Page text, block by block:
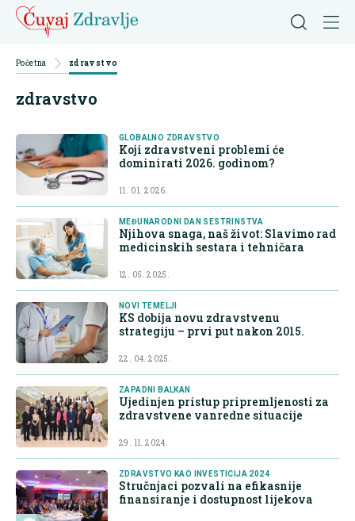
Početna zdravstvo
zdravstvo
GLOBALNO ZDRAVSTVO
Koji zdravstveni problemi će
dominirati 2026. godinom?
11. 01. 2026.
MEĐUNARODNI DAN SESTRINSTVA
Njihova snaga, naš život: Slavimo rad
medicinskih sestara i tehničara
12. 05. 2025.
NOVI TEMELJI
KS dobija novu zdravstvenu
strategiju – prvi put nakon 2015.
22. 04. 2025.
ZAPADNI BALKAN
Ujedinjen pristup pripremljenosti za
zdravstvene vanredne situacije
29. 11. 2024.
ZDRAVSTVO KAO INVESTICIJA 2024
Stručnjaci pozvali na efikasnije
finansiranje i dostupnost lijekova